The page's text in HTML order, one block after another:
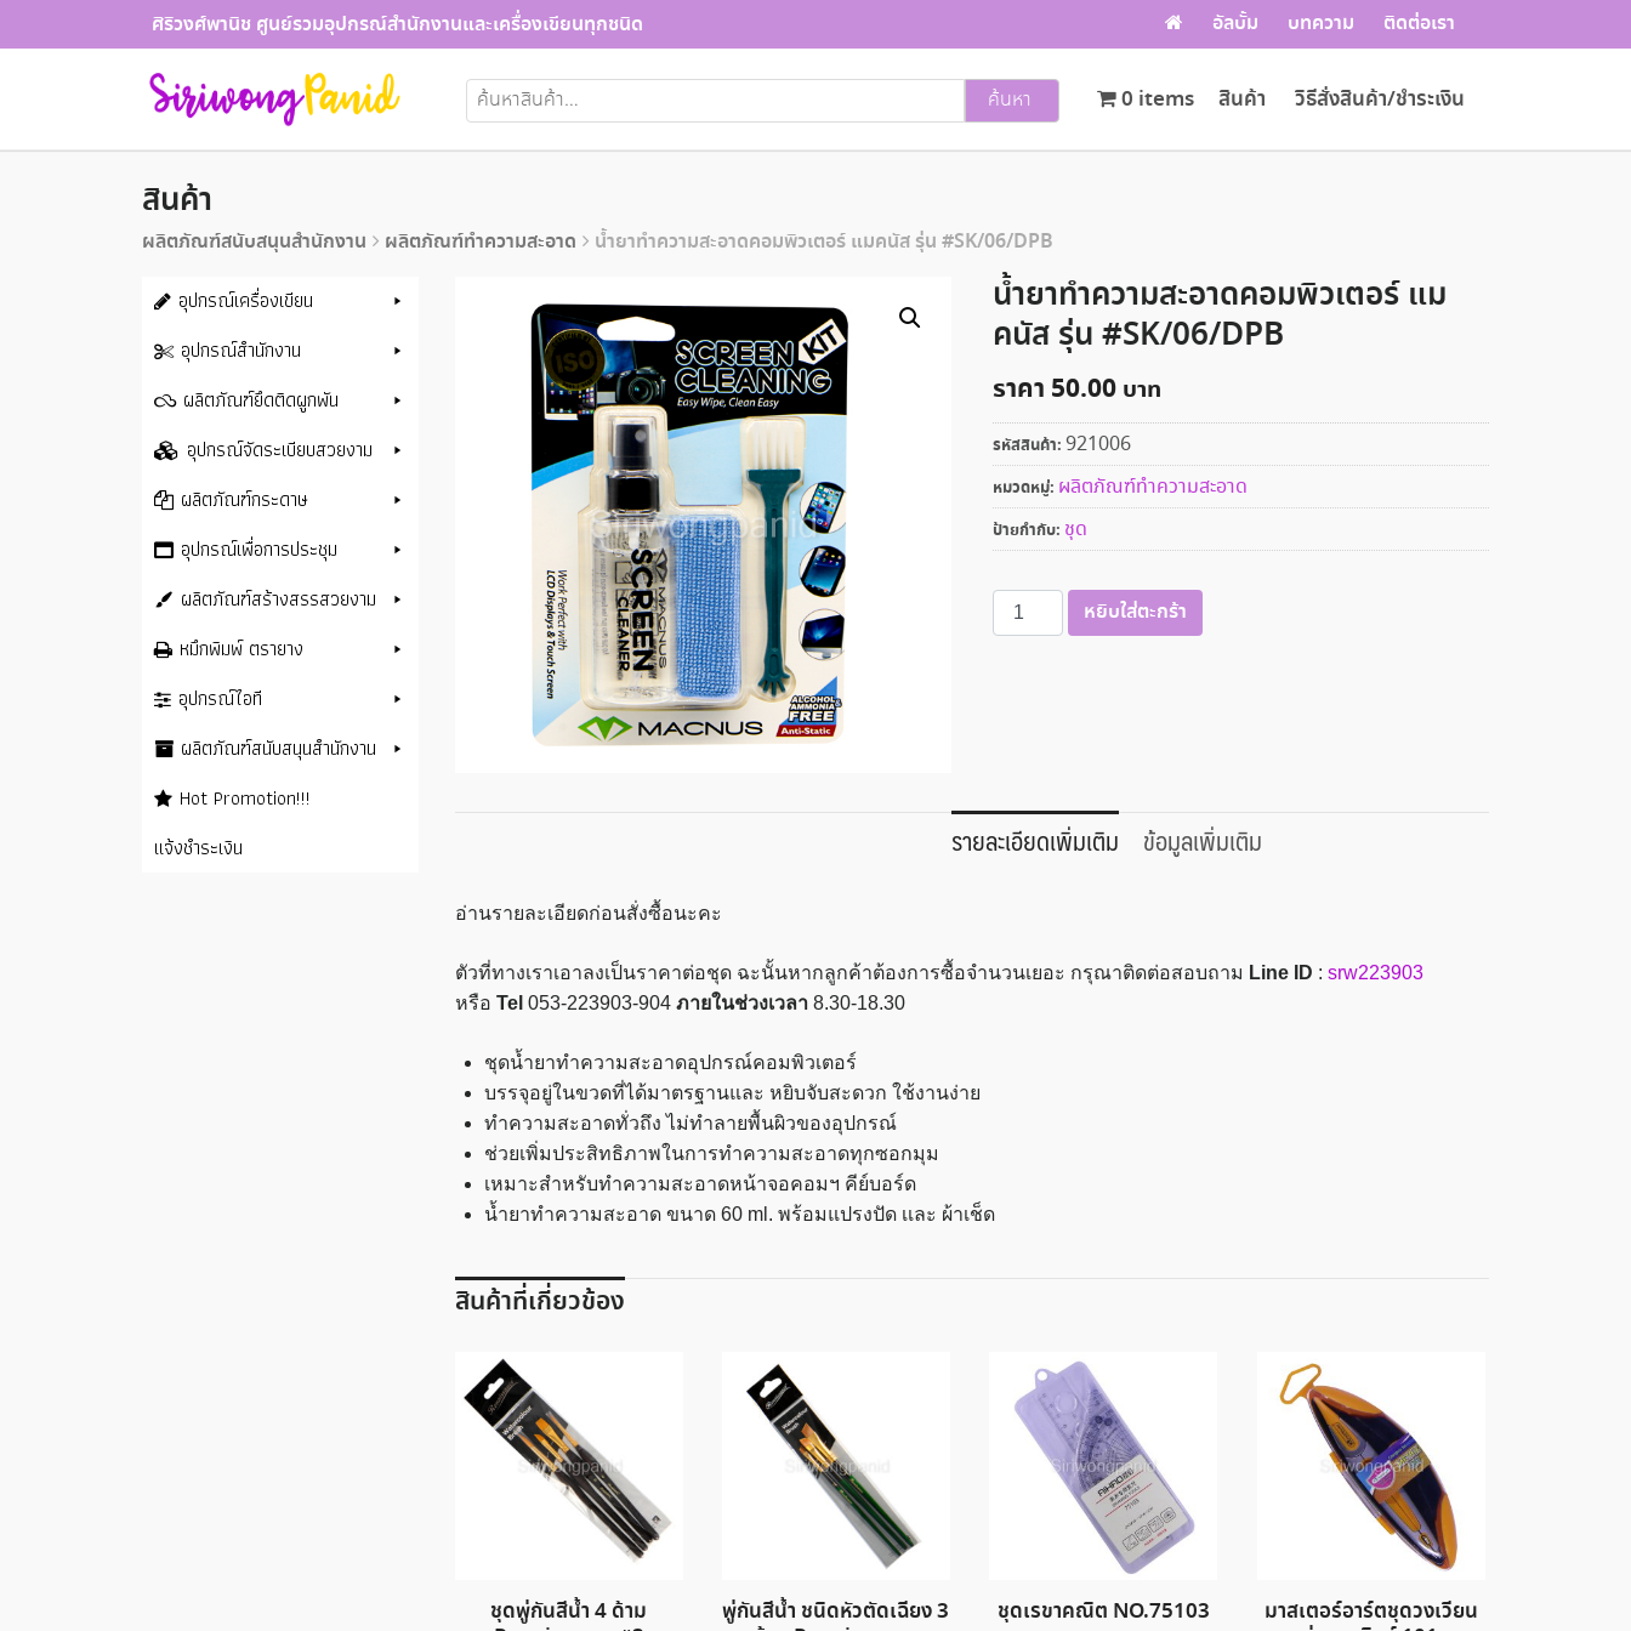
to
ศิริวงศ์พานิช ศูนย์รวมอุปกรณ์สำนักงานและเครื่องเขียนทุกชนิด อัลบั้ม บทความ ติดต่อเรา
ค้นหา: ค้นหา สินค้า วิธีสั่งสินค้า/ชำระเงิน
0 items
สินค้า
ผลิตภัณฑ์สนับสนุนสำนักงาน ผลิตภัณฑ์ทำความสะอาด น้ำยาทำความสะอาดคอมพิวเตอร์ แมคนัส รุ่น #SK/06/DPB
น้ำยาทำความสะอาดคอมพิวเตอร์ แม
คนัส รุ่น #SK/06/DPB
ราคา 50.00
รหัสสินค้า: 921006
หมวดหมู่: ผลิตภัณฑ์ทำความสะอาด
ป้ายกำกับ: ชุด
จำนวน
น้ำยา
รุ่น
#SK/06/DPB
หยิบใส่ตะกร้า
รายละเอียดเพิ่มเติม ข้อมูลเพิ่มเติม
อ่านรายละเอียดก่อนสั่งซื้อนะคะ
ตัวที่ทางเราเอาลงเป็นราคาต่อชุด ฉะนั้นหากลูกค้าต้องการซื้อจำนวนเยอะ กรุณาติดต่อสอบถาม Line ID : srw223903
หรือ Tel 053-223903-904 ภายในช่วงเวลา8.30-18.30
ชุดน้ำยาทำความสะอาดอุปกรณ์คอมพิวเตอร์
บรรจุอยู่ในขวดที่ได้มาตรฐานและ หยิบจับสะดวก ใช้งานง่าย
ทำความสะอาดทั่วถึง ไม่ทำลายพื้นผิวของอุปกรณ์
ช่วยเพิ่มประสิทธิภาพในการทำความสะอาดทุกซอกมุม
เหมาะสำหรับทำความสะอาดหน้าจอคอมฯ คีย์บอร์ด
น้ำยาทำความสะอาด ขนาด 60 ml. พร้อมแปรงปัด เเละ ผ้าเช็ด
สินค้าที่เกี่ยวข้อง
ชุดพู่กันสีน้ำ 4 ด้าม
พู่กันสีน้ำ ชนิดหัวตัดเฉียง 3
ชุดเรขาคณิต NO.75103
มาสเตอร์อาร์ตชุดวงเวียน
อุปกรณ์เครื่องเขียน
อุปกรณ์สำนักงาน
ผลิตภัณฑ์ยึดติดผูกพัน
อุปกรณ์จัดระเบียบสวยงาม
ผลิตภัณฑ์กระดาษ
อุปกรณ์เพื่อการประชุม
ผลิตภัณฑ์สร้างสรรสวยงาม
หมึกพิมพ์ ตรายาง
อุปกรณ์ไอที
ผลิตภัณฑ์สนับสนุนสำนักงาน
Hot Promotion!!!
แจ้งชำระเงิน